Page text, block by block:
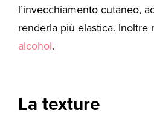
l’invecchiamento cutaneo,
renderla più elastica. Inoltre
alcohol.
La texture